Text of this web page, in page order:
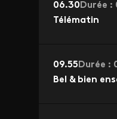
06.30 Durée :
Télématin
09.55 Durée :
Bel & bien